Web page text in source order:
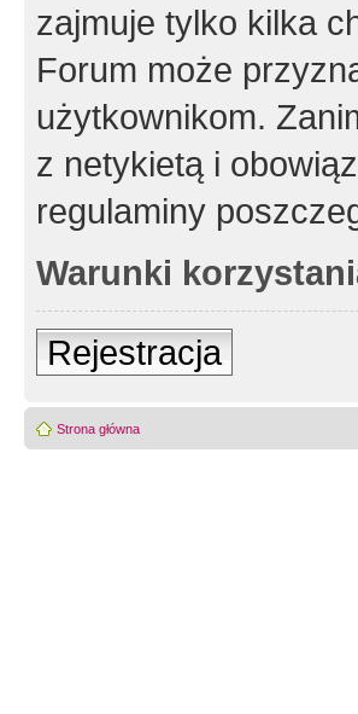
zajmuje tylko kilka
Forum może
użytkownikom.
z netykietą i
regulaminy
Warunki
Rejestracja
Strona główna